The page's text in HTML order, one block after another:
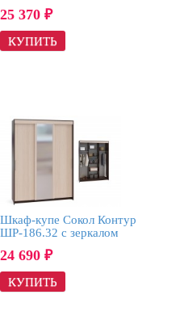
25 370 ₽
Шкаф-купе Сокол Контур
ШР-186.32 с зеркалом
24 690 ₽